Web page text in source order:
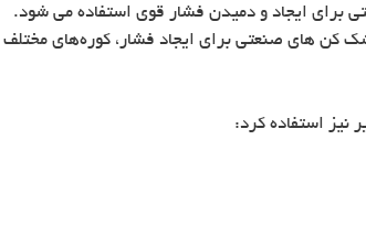
برای ایجاد و دمیدن فشار قوی استفاده می شود.
کن های صنعتی برای ایجاد فشار، کوره‌های مختلف
نیز استفاده کرد: